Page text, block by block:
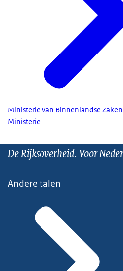
Ministerie van Binnenlandse
Ministerie
De Rijksoverheid. Voor
Andere talen